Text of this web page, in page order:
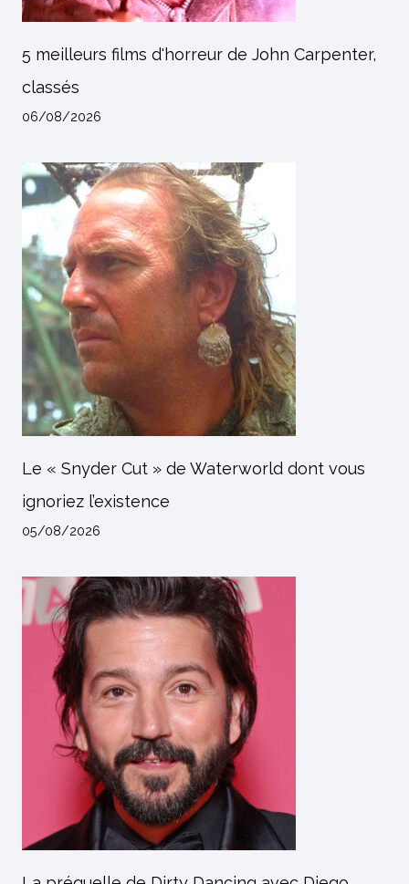
5 meilleurs films d'horreur de John Carpenter,
classés
06/08/2026
Le « Snyder Cut » de Waterworld dont vous
ignoriez l’existence
05/08/2026